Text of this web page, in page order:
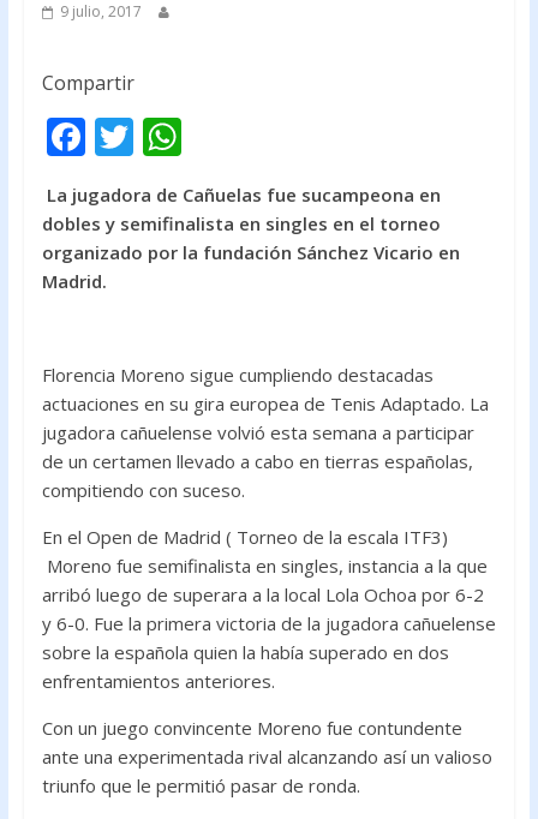
9 julio, 2017
Compartir
F
ac
e
b
o
k
T
itt
er
W
at
s
p
La jugadora de Cañuelas fue sucampeona en
dobles y semifinalista en singles en el torneo
organizado por la fundación Sánchez Vicario en
Madrid.
Florencia Moreno sigue cumpliendo destacadas
actuaciones en su gira europea de Tenis Adaptado. La
jugadora cañuelense volvió esta semana a participar
de un certamen llevado a cabo en tierras españolas,
compitiendo con suceso.
En el Open de Madrid ( Torneo de la escala ITF3)
Moreno fue semifinalista en singles, instancia a la que
arribó luego de superara a la local Lola Ochoa por 6-2
y 6-0. Fue la primera victoria de la jugadora cañuelense
sobre la española quien la había superado en dos
enfrentamientos anteriores.
Con un juego convincente Moreno fue contundente
ante una experimentada rival alcanzando así un valioso
triunfo que le permitió pasar de ronda.